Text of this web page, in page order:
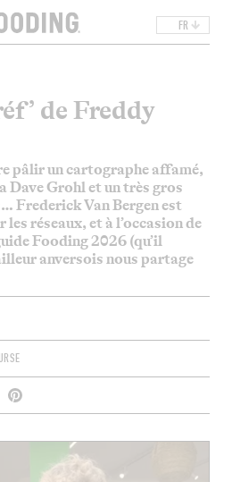
FR
de Freddy
pâlir un cartographe affamé,
Dave Grohl et un très gros
Frederick Van Bergen est
réseaux, et à l’occasion de
Fooding 2026 (qu’il
anversois nous partage